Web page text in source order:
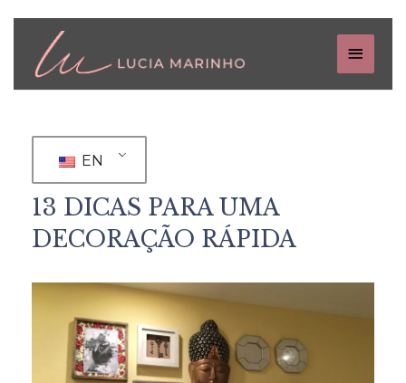
EN
13 DICAS PARA UMA
DECORAÇÃO RÁPIDA